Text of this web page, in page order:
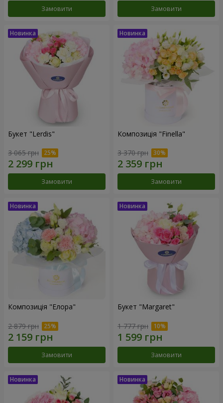
Замовити Замовити
Букет "Lerdis"
3 065 грн
Замовити
Композиція "Finella"
3 370 грн
Замовити
Композиція "Елора"
2 879 грн
Замовити
Букет "Margaret"
1 777 грн
Замовити